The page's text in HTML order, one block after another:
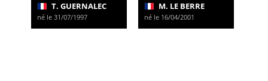
T. GUERNALEC
né le 31/07/1997
M. LE BERRE
né le 16/04/2001